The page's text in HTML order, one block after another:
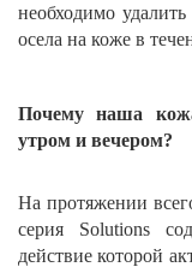
необходимо
осела на коже в
Почему наша
утром и вечером?
На протяжении
серия Solutіons
действие которой